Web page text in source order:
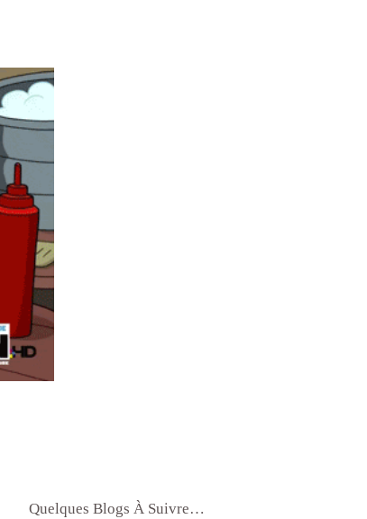
Quelques Blogs À Suivre…